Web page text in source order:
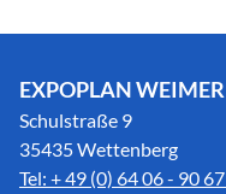
EXPOPLAN WEIMER
Schulstraße 9
35435 Wettenberg
Tel: + 49 (0) 64 06 - 90